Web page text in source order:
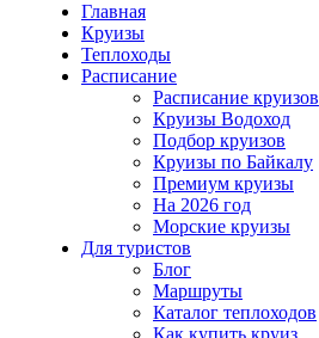
Главная
Круизы
Теплоходы
Расписание
Расписание круизов
Круизы Водоход
Подбор круизов
Круизы по Байкалу
Премиум круизы
На 2026 год
Морские круизы
Для туристов
Блог
Маршруты
Каталог теплоходов
Как купить круиз